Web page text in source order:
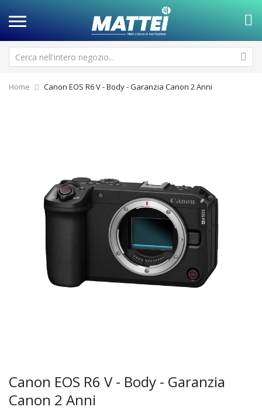
Home Canon EOS R6 V - Body - Garanzia Canon 2 Anni
Canon EOS R6 V - Body - Garanzia
Canon 2 Anni